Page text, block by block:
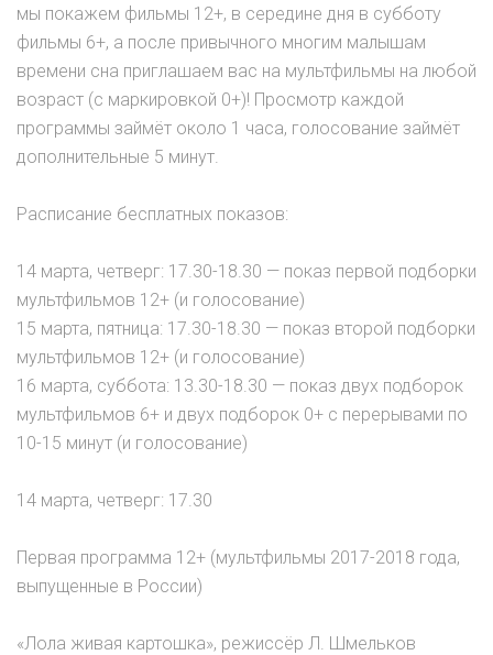
мы покажем фильмы 12+, в середине дня в субботу
фильмы 6+, а после привычного многим малышам
времени сна приглашаем вас на мультфильмы на любой
возраст (с маркировкой 0+)! Просмотр каждой
программы займёт около 1 часа, голосование займёт
дополнительные 5 минут.
Расписание бесплатных показов:
14 марта, четверг: 17.30-18.30 — показ первой подборки
мультфильмов 12+ (и голосование)
15 марта, пятница: 17.30-18.30 — показ второй подборки
мультфильмов 12+ (и голосование)
16 марта, суббота: 13.30-18.30 — показ двух подборок
мультфильмов 6+ и двух подборок 0+ с перерывами по
10-15 минут (и голосование)
14 марта, четверг: 17.30
Первая программа 12+ (мультфильмы 2017-2018 года,
выпущенные в России)
«Лола живая картошка», режиссёр Л. Шмельков